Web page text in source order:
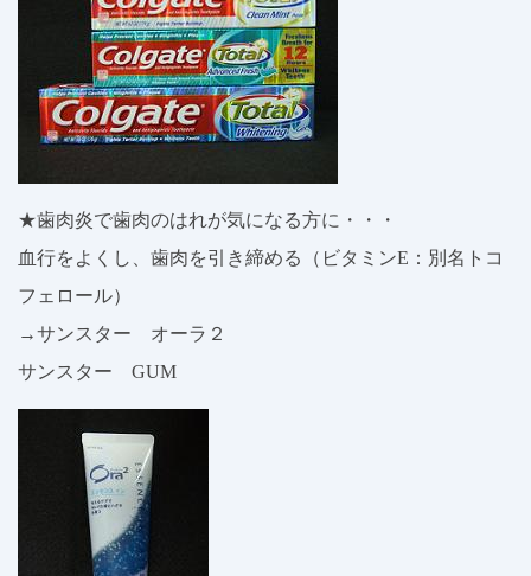
★歯肉炎で歯肉のはれが気になる方に・・・
血行をよくし、歯肉を引き締める（ビタミンE：別名トコ
フェロール）
→サンスター オーラ２
サンスター GUM